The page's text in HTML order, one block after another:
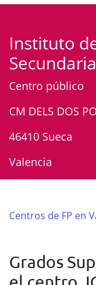
Instituto
Secundaria
Centro público
CM DELS DOS
46410 Sueca
Valencia
Centros de FP en
Grados